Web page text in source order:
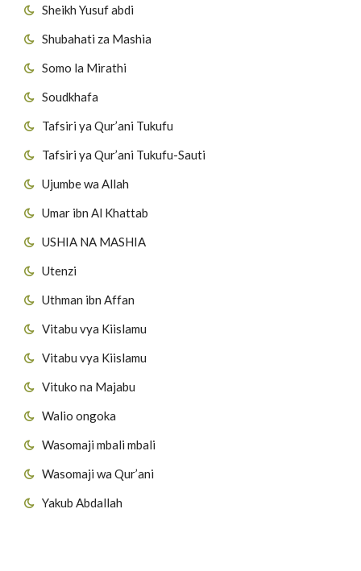
Sheikh Yusuf abdi
Shubahati za Mashia
Somo la Mirathi
Soudkhafa
Tafsiri ya Qur’ani Tukufu
Tafsiri ya Qur’ani Tukufu-Sauti
Ujumbe wa Allah
Umar ibn Al Khattab
USHIA NA MASHIA
Utenzi
Uthman ibn Affan
Vitabu vya Kiislamu
Vitabu vya Kiislamu
Vituko na Majabu
Walio ongoka
Wasomaji mbali mbali
Wasomaji wa Qur’ani
Yakub Abdallah